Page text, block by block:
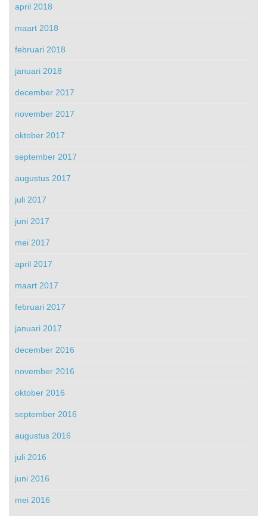
april 2018
maart 2018
februari 2018
januari 2018
december 2017
november 2017
oktober 2017
september 2017
augustus 2017
juli 2017
juni 2017
mei 2017
april 2017
maart 2017
februari 2017
januari 2017
december 2016
november 2016
oktober 2016
september 2016
augustus 2016
juli 2016
juni 2016
mei 2016